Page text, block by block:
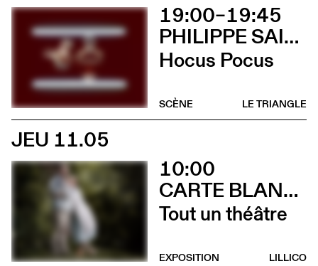
19:00–19:45
PHILIPPE SAIRE
Hocus Pocus
LE TRIANGLE
SCÈNE
JEU 11.05
10:00
CARTE BLANCHE À ALBERTINE & GERMANO ZULLO
Tout un théâtre
LILLICO
EXPOSITION